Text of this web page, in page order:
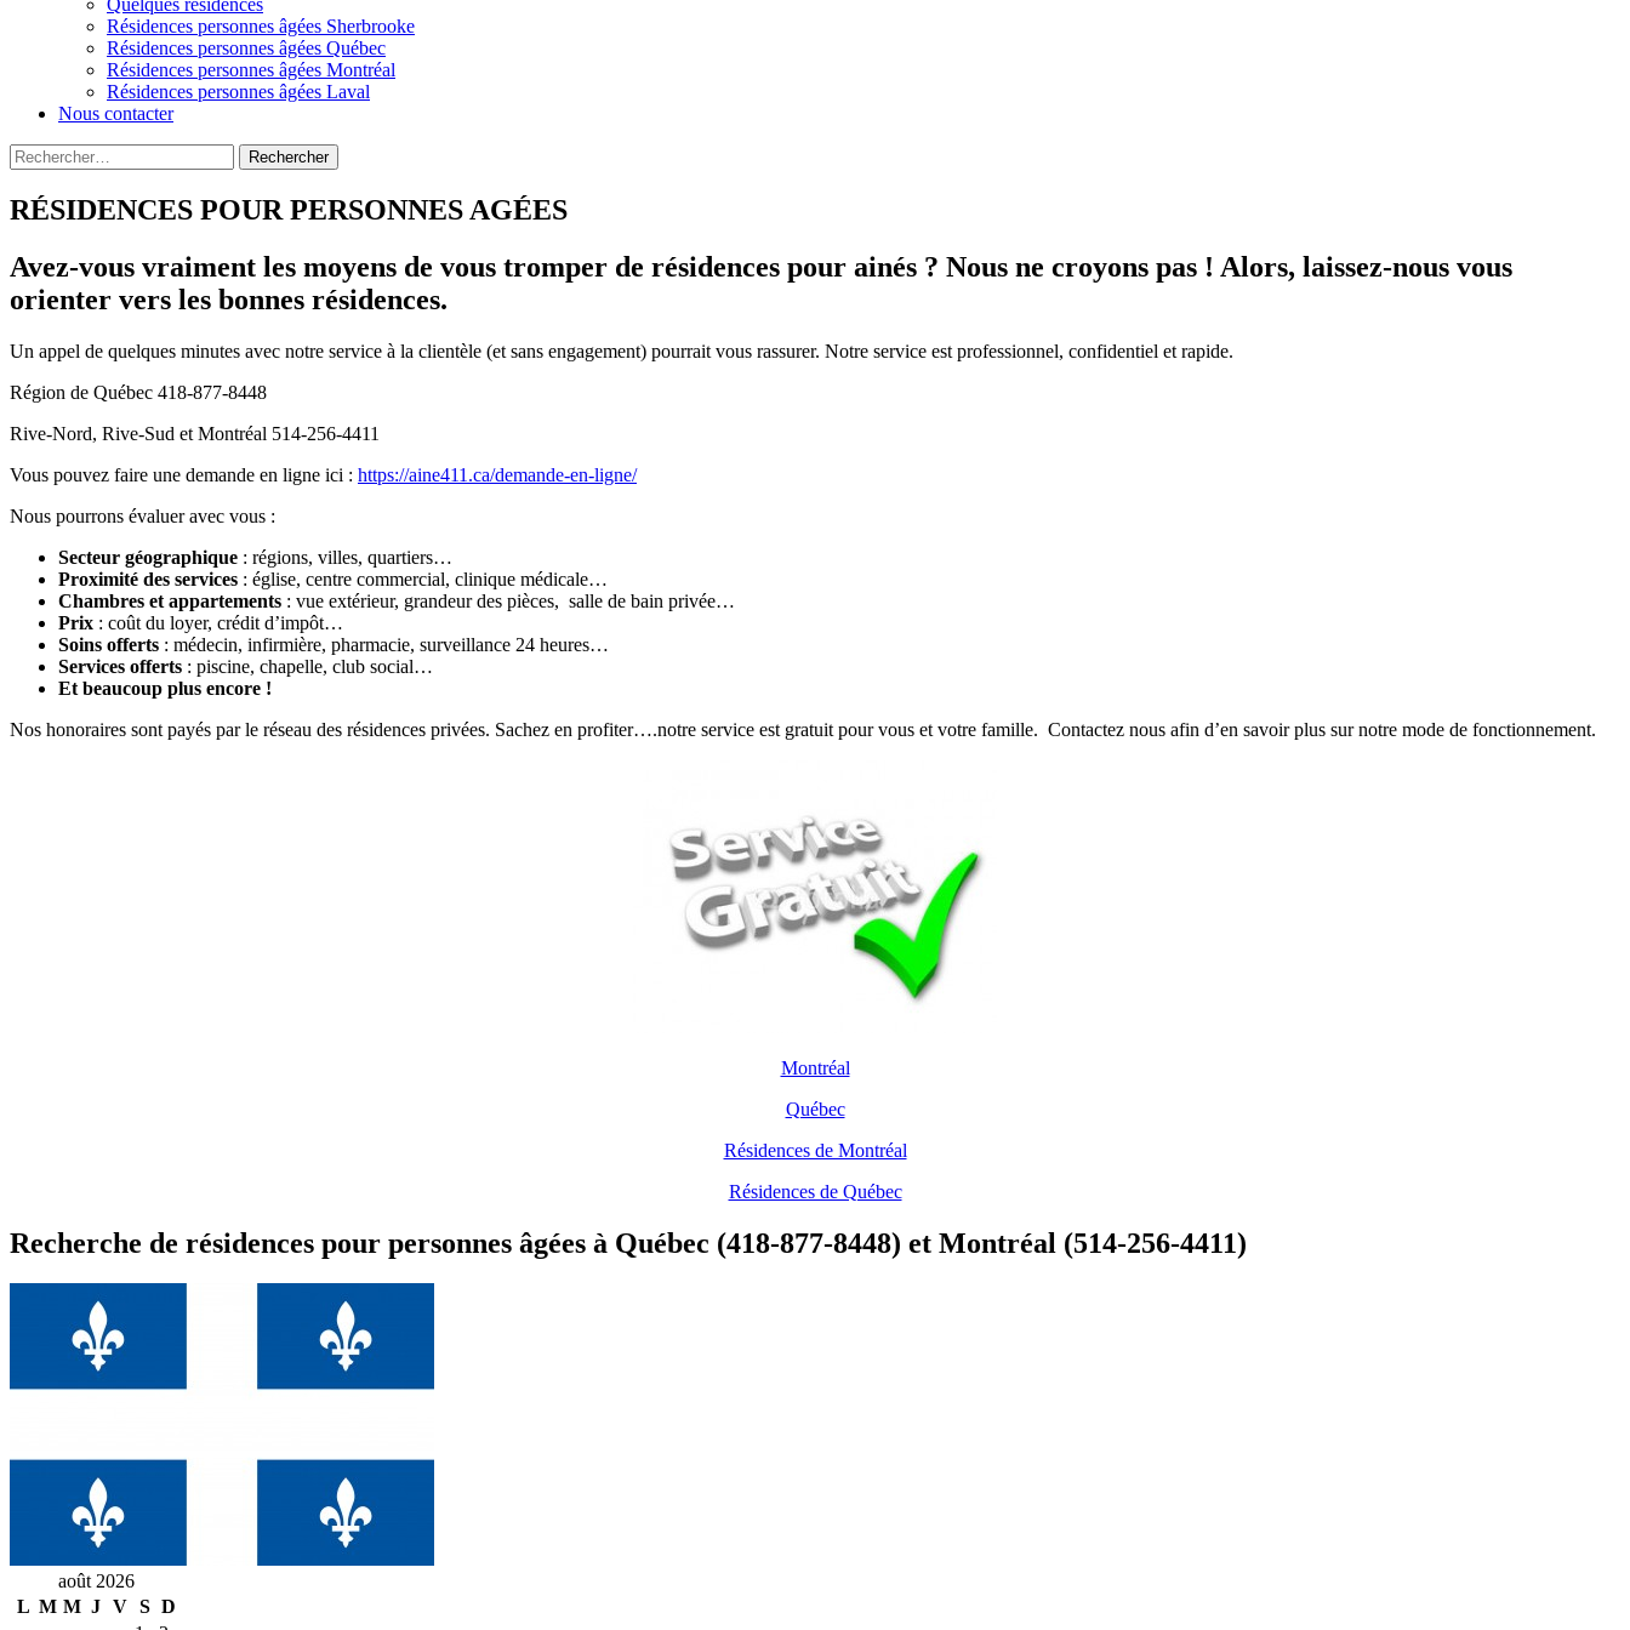
Résidences personnes âgées Sherbrooke
Résidences personnes âgées Québec
Résidences personnes âgées Montréal
Résidences personnes âgées Laval
Nous contacter
Rechercher :
RÉSIDENCES POUR PERSONNES AGÉES
Avez-vous vraiment les moyens de vous tromper de résidences pour ainés ? Nous ne croyons pas ! Alors, laissez-nous vous
orienter vers les bonnes résidences.
Un appel de quelques minutes avec notre service à la clientèle (et sans engagement) pourrait vous rassurer. Notre service est professionnel, confidentiel et rapide.
Région de Québec 418-877-8448
Rive-Nord, Rive-Sud et Montréal 514-256-4411
Vous pouvez faire une demande en ligne ici : https://aine411.ca/demande-en-ligne/
Nous pourrons évaluer avec vous :
Secteur géographique : régions, villes, quartiers…
Proximité des services : église, centre commercial, clinique médicale…
Chambres et appartements : vue extérieur, grandeur des pièces, salle de bain privée…
Prix : coût du loyer, crédit d’impôt…
Soins offerts : médecin, infirmière, pharmacie, surveillance 24 heures…
Services offerts : piscine, chapelle, club social…
Et beaucoup plus encore !
Nos honoraires sont payés par le réseau des résidences privées. Sachez en profiter….notre service est gratuit pour vous et votre famille. Contactez nous afin d’en savoir plus sur notre mode de fonctionnement.
Montréal
Québec
Résidences de Montréal
Résidences de Québec
Recherche de résidences pour personnes âgées à Québec (418-877-8448) et Montréal (514-256-4411)
août 2026
L M M J V S D